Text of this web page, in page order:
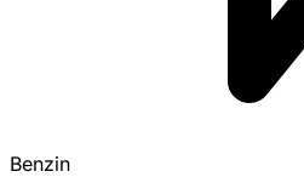
Benzin